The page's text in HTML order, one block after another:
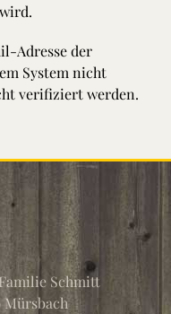
Adresse der
System nicht
verifiziert werden.
Schmitt
Mürsbach